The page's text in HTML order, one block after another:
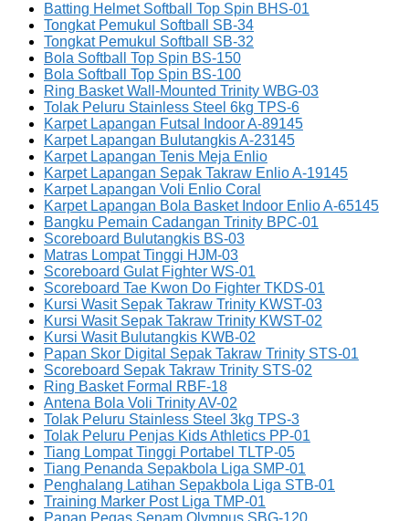
Batting Helmet Softball Top Spin BHS-01
Tongkat Pemukul Softball SB-34
Tongkat Pemukul Softball SB-32
Bola Softball Top Spin BS-150
Bola Softball Top Spin BS-100
Ring Basket Wall-Mounted Trinity WBG-03
Tolak Peluru Stainless Steel 6kg TPS-6
Karpet Lapangan Futsal Indoor A-89145
Karpet Lapangan Bulutangkis A-23145
Karpet Lapangan Tenis Meja Enlio
Karpet Lapangan Sepak Takraw Enlio A-19145
Karpet Lapangan Voli Enlio Coral
Karpet Lapangan Bola Basket Indoor Enlio A-65145
Bangku Pemain Cadangan Trinity BPC-01
Scoreboard Bulutangkis BS-03
Matras Lompat Tinggi HJM-03
Scoreboard Gulat Fighter WS-01
Scoreboard Tae Kwon Do Fighter TKDS-01
Kursi Wasit Sepak Takraw Trinity KWST-03
Kursi Wasit Sepak Takraw Trinity KWST-02
Kursi Wasit Bulutangkis KWB-02
Papan Skor Digital Sepak Takraw Trinity STS-01
Scoreboard Sepak Takraw Trinity STS-02
Ring Basket Formal RBF-18
Antena Bola Voli Trinity AV-02
Tolak Peluru Stainless Steel 3kg TPS-3
Tolak Peluru Penjas Kids Athletics PP-01
Tiang Lompat Tinggi Portabel TLTP-05
Tiang Penanda Sepakbola Liga SMP-01
Penghalang Latihan Sepakbola Liga STB-01
Training Marker Post Liga TMP-01
Papan Pegas Senam Olympus SBG-120